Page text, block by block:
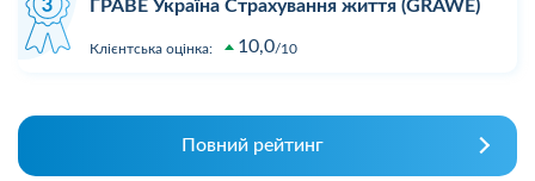
ГРАВЕ Україна Страхування життя (GRAWE)
Клієнтська оцінка: 10,0 10
Повний рейтинг